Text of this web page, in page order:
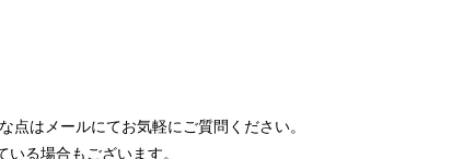
はメールにてお気軽にご質問ください。
る場合もございます。